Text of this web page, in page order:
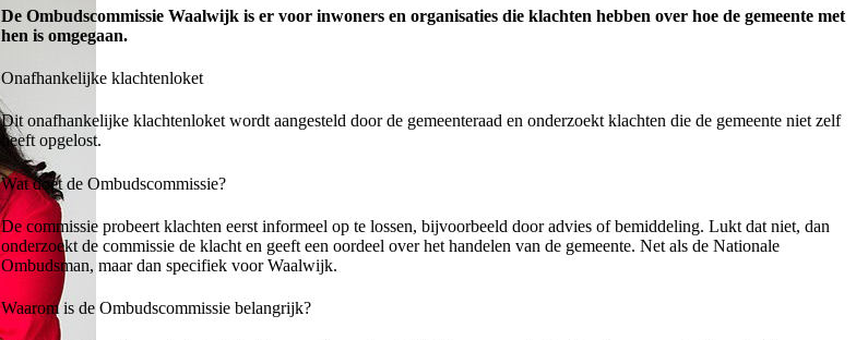
De Ombudscommissie Waalwijk is er voor inwoners en organisaties die klachten hebben over hoe de gemeente met
hen is omgegaan.
Onafhankelijke klachtenloket
Dit onafhankelijke klachtenloket wordt aangesteld door de gemeenteraad en onderzoekt klachten die de gemeente niet zelf
heeft opgelost.
Wat doet de Ombudscommissie?
De commissie probeert klachten eerst informeel op te lossen, bijvoorbeeld door advies of bemiddeling. Lukt dat niet, dan
onderzoekt de commissie de klacht en geeft een oordeel over het handelen van de gemeente. Net als de Nationale
Ombudsman, maar dan specifiek voor Waalwijk.
Waarom is de Ombudscommissie belangrijk?